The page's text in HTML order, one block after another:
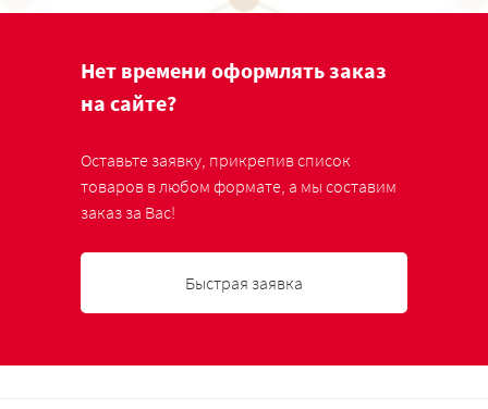
Нет времени оформлять заказ
на сайте?
Оставьте заявку, прикрепив список
товаров в любом формате, а мы составим
заказ за Вас!
Быстрая заявка